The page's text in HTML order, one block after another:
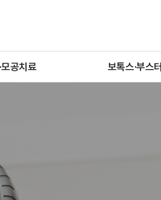
모공치료
프팅
보톡스·부스터